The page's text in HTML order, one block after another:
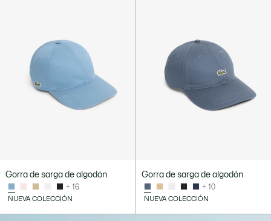
Gorra de sarga de algodón
+ 16
NUEVA COLECCIÓN
Gorra de sarga de algodón
+ 10
NUEVA COLECCIÓN